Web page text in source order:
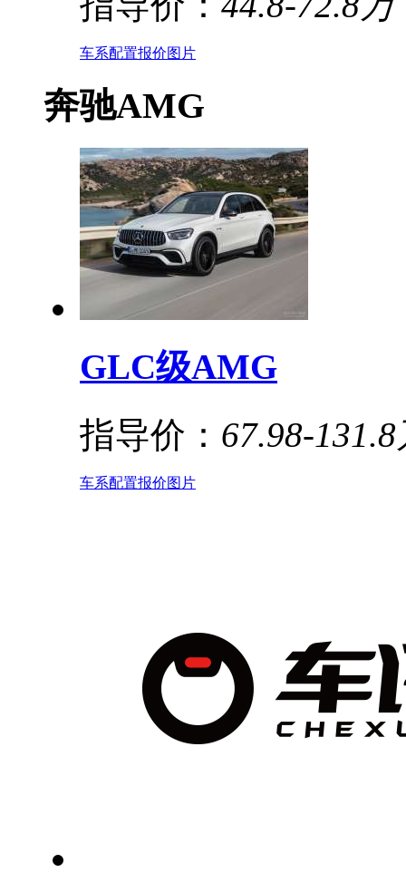
车系配置报价图片
奔驰AMG
GLC级AMG
指导价： 67.98-
车系配置报价图片